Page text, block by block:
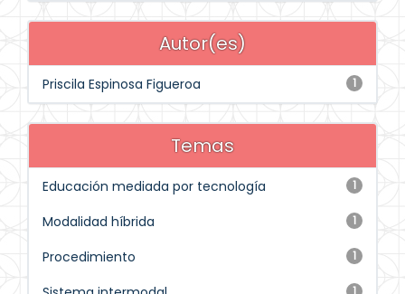
Autor(es)
1
Priscila Espinosa Figueroa
Temas
1
Educación mediada por tecnología
1
Modalidad híbrida
1
Procedimiento
1